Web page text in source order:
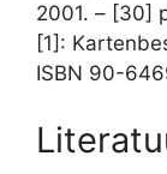
2001. – [30]
[1]:
ISBN 90-